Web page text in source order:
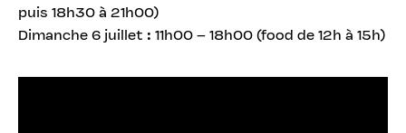
puis 18h30 à 21h00)
Dimanche 6 juillet : 11h00 – 18h00 (food de 12h à 15h)